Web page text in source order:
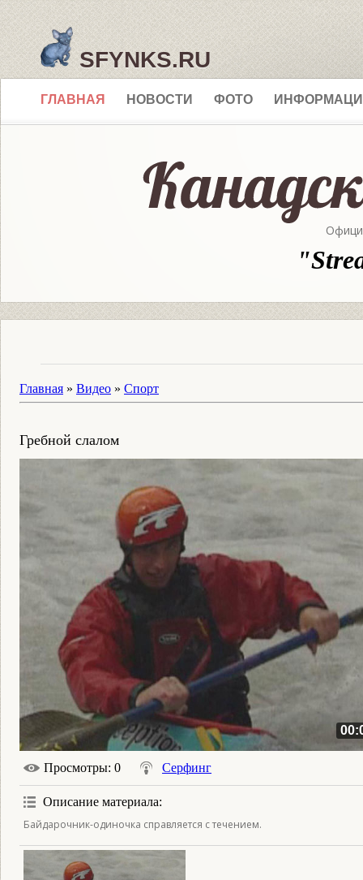
SFYNKS.RU
ГЛАВНАЯ НОВОСТИ ФОТО
Главная » Видео » Спорт
Гребной слалом
Просмотры: 0 Серфинг
Описание материала:
Байдарочник-одиночка справляется с течением.